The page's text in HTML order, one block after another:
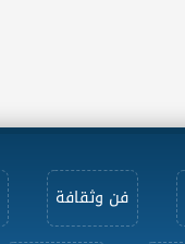
فن وثقافة